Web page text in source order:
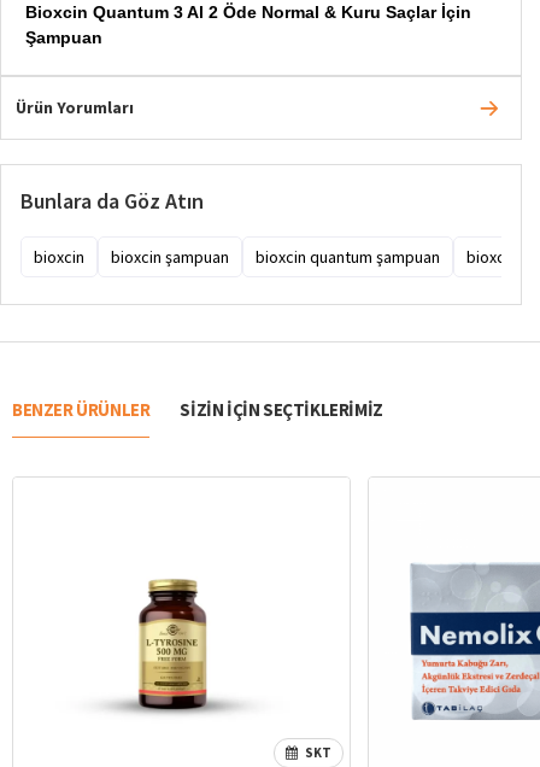
Bioxcin Quantum 3 Al 2 Öde Normal & Kuru Saçlar İçin
Şampuan
Ürün Yorumları
Bunlara da Göz Atın
bioxcin bioxcin şampuan bioxcin quantum şampuan bioxcin
BENZER ÜRÜNLER SIZIN IÇIN SEÇTIKLERIMIZ
SKT